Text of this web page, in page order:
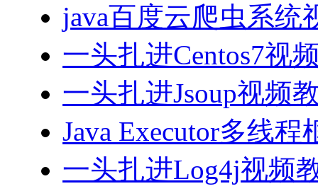
java百度云爬虫系统
一头扎进Centos7视
一头扎进Jsoup视频
Java Executor多线
一头扎进Log4j视频